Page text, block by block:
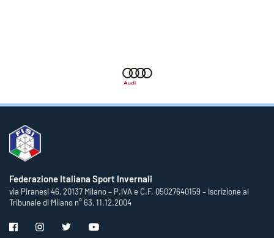
Federazione Italiana Sport Invernali
via Piranesi 46, 20137 Milano – P.IVA e C.F. 05027640159 – Iscrizione al
Tribunale di Milano n° 63, 11.12.2004